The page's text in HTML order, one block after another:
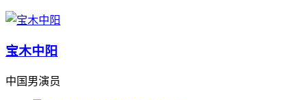
宝木中阳
中国男演员